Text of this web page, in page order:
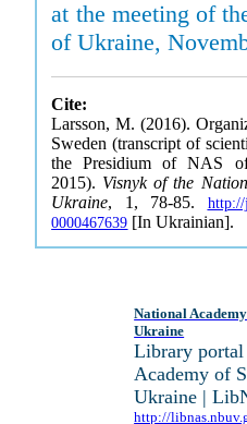
at the meeting of
of Ukraine,
Cite:
Larsson, M. (2016).
Sweden (transcript of
the Presidium of NAS
2015). Visnyk of the
Ukraine, 1, 78-85. http://
0000467639 [In Ukrainian].
National
Ukraine
Library
Academy of
Ukraine |
http://